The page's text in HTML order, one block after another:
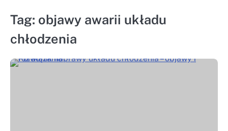
Tag: objawy awarii układu
chłodzenia